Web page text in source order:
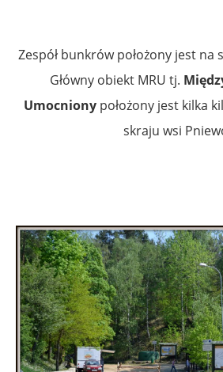
Zespół bunkrów położony jest na
Główny obiekt MRU tj.
Umocniony położony jest kilka
skraju wsi